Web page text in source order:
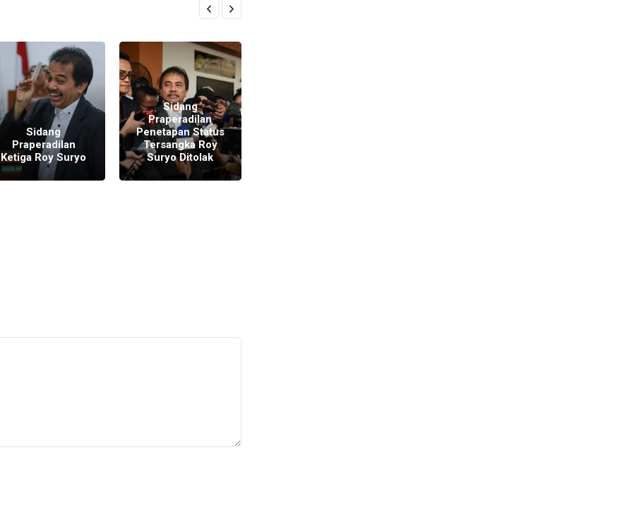
Sidang
Praperadilan
Ketiga Roy Suryo
Sidang
Praperadilan
Penetapan Status
Tersangka Roy
Suryo Ditolak